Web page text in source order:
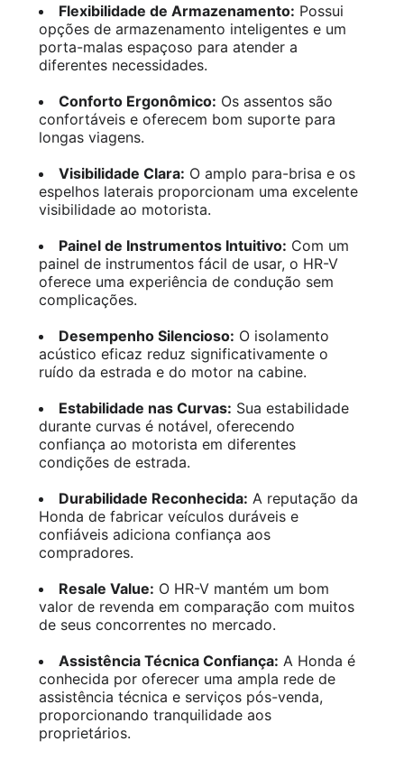
Flexibilidade de Armazenamento: Possui
opções de armazenamento inteligentes e um
porta-malas espaçoso para atender a
diferentes necessidades.
Conforto Ergonômico: Os assentos são
confortáveis e oferecem bom suporte para
longas viagens.
Visibilidade Clara: O amplo para-brisa e os
espelhos laterais proporcionam uma excelente
visibilidade ao motorista.
Painel de Instrumentos Intuitivo: Com um
painel de instrumentos fácil de usar, o HR-V
oferece uma experiência de condução sem
complicações.
Desempenho Silencioso: O isolamento
acústico eficaz reduz significativamente o
ruído da estrada e do motor na cabine.
Estabilidade nas Curvas: Sua estabilidade
durante curvas é notável, oferecendo
confiança ao motorista em diferentes
condições de estrada.
Durabilidade Reconhecida: A reputação da
Honda de fabricar veículos duráveis e
confiáveis adiciona confiança aos
compradores.
Resale Value: O HR-V mantém um bom
valor de revenda em comparação com muitos
de seus concorrentes no mercado.
Assistência Técnica Confiança: A Honda é
conhecida por oferecer uma ampla rede de
assistência técnica e serviços pós-venda,
proporcionando tranquilidade aos
proprietários.